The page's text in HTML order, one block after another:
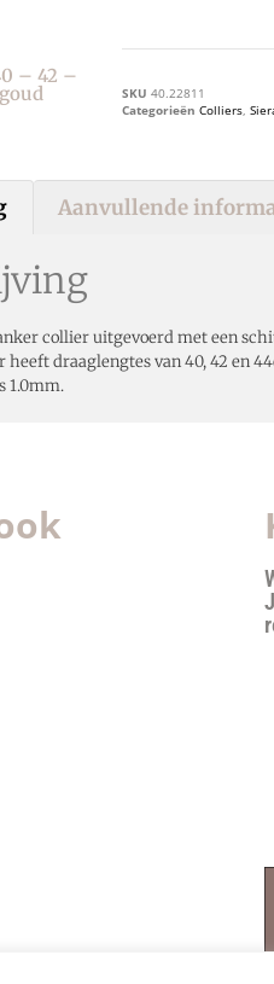
– 42 –
SKU 40.22811
Categorieën Colliers,
Aanvullende
collier uitgevoerd met een
heeft draaglengtes van 40, 42 en
1.0mm.